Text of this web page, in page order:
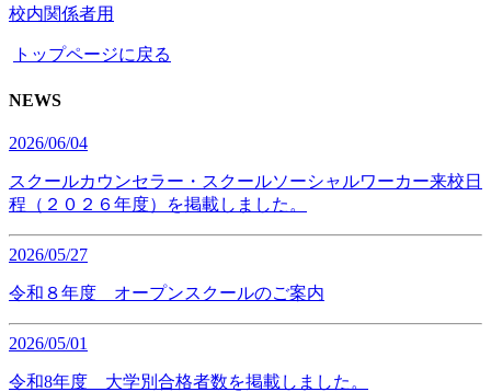
校内関係者用
トップページに戻る
NEWS
2026/06/04
スクールカウンセラー・スクールソーシャルワーカー来校日
程（２０２６年度）を掲載しました。
2026/05/27
令和８年度 オープンスクールのご案内
2026/05/01
令和8年度 大学別合格者数を掲載しました。